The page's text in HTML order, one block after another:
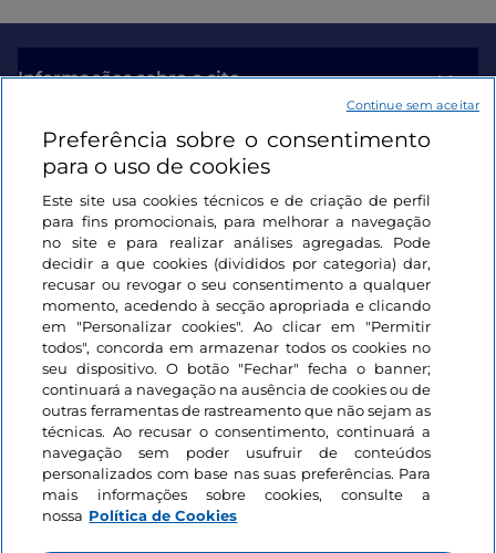
Informações sobre o site
Ligações úteis
Iniciar sessão
Mantenha-se em contacto
Preferência sobre o consentimento
para o uso de cookies
Este site usa cookies técnicos e de criação de perfil
para fins promocionais, para melhorar a navegação
no site e para realizar análises agregadas. Pode
decidir a que cookies (divididos por categoria) dar,
recusar ou revogar o seu consentimento a qualquer
momento, acedendo à secção apropriada e clicando
em "Personalizar cookies". Ao clicar em "Permitir
todos", concorda em armazenar todos os cookies no
seu dispositivo. O botão "Fechar" fecha o banner;
continuará a navegação na ausência de cookies ou de
outras ferramentas de rastreamento que não sejam as
técnicas. Ao recusar o consentimento, continuará a
navegação sem poder usufruir de conteúdos
personalizados com base nas suas preferências. Para
mais informações sobre cookies, consulte a
nossa Política de Cookies
Continue sem aceitar